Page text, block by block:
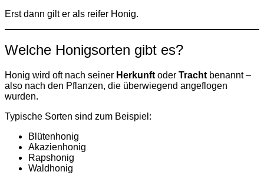
Erst dann gilt er als reifer Honig.
Welche Honigsorten gibt es?
Honig wird oft nach seiner Herkunft oder Tracht benannt –
also nach den Pflanzen, die überwiegend angeflogen
wurden.
Typische Sorten sind zum Beispiel:
Blütenhonig
Akazienhonig
Rapshonig
Waldhonig